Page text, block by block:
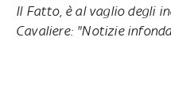
Il Fatto, è al vaglio degli
Cavaliere: "Notizie